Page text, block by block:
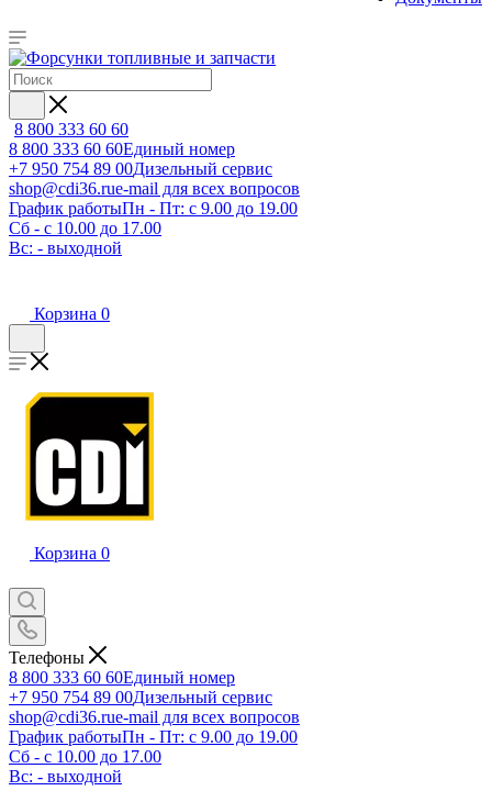
8 800 333 60 60
8 800 333 60 60Единый номер
+7 950 754 89 00Дизельный сервис
shop@cdi36.rue-mail для всех вопросов
График работыПн - Пт: с 9.00 до 19.00
Сб - с 10.00 до 17.00
Вс: - выходной
Корзина 0
Корзина 0
Телефоны
8 800 333 60 60Единый номер
+7 950 754 89 00Дизельный сервис
shop@cdi36.rue-mail для всех вопросов
График работыПн - Пт: с 9.00 до 19.00
Сб - с 10.00 до 17.00
Вс: - выходной